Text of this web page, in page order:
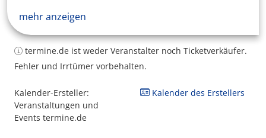
mehr anzeigen
termine.de ist weder Veranstalter noch Ticketverkäufer.
Fehler und Irrtümer vorbehalten.
Kalender-Ersteller:
Veranstaltungen und
Events termine.de
Kalender des Erstellers